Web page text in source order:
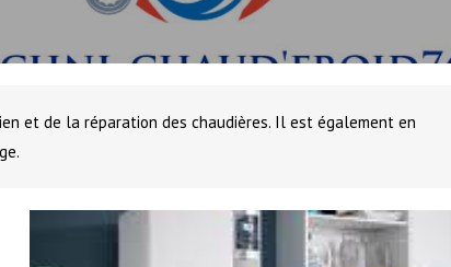
et de la réparation des chaudières. Il est également en